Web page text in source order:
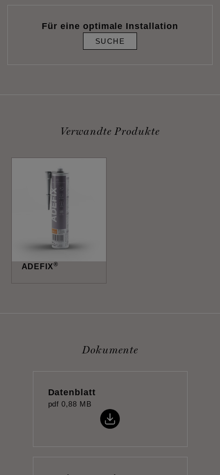
Für eine optimale Installation
SUCHE
Verwandte Produkte
ADEFIX®
Dokumente
Datenblatt
pdf 0,88 MB